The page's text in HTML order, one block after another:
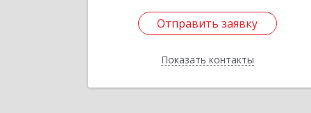
Отправить заявку
Показать контакты
Отправить заявку
Назад